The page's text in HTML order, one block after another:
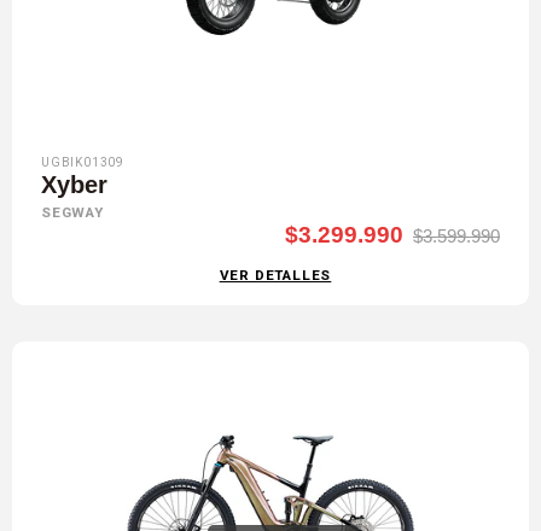
UGBIK01309
Xyber
SEGWAY
$3.299.990 $3.599.990
VER DETALLES